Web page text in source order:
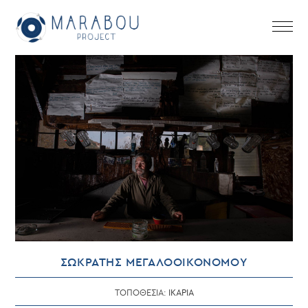
content
ΣΩΚΡΑΤΗΣ ΜΕΓΑΛΟΟΙΚΟΝΟΜΟΥ
ΤΟΠΟΘΕΣΙΑ: ΙΚΑΡΙΑ